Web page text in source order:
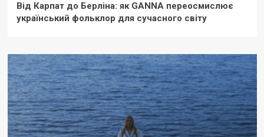
Від Карпат до Берліна: як GANNA переосмислює
український фольклор для сучасного світу